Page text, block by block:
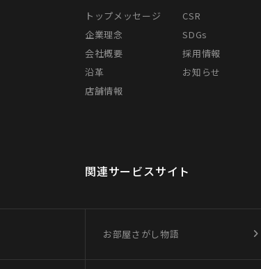
トップメッセージ
企業理念
会社概要
沿革
店舗情報
CSR
SDGs
採用情報
お知らせ
関連サービスサイト
お部屋さがし物語